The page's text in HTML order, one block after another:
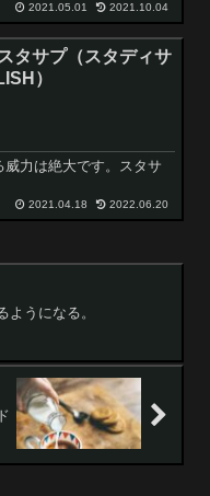
2021.05.01 2021.10.04
タサプ（スタディサ
）
力は絶大です。スタサ
2021.04.18 2022.06.20
ようになる。